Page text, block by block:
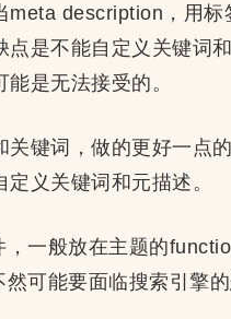
meta description，用
点是不能自定义关键词
是无法接受的。
关键词，做的更好一点
义关键词和元描述。
一般放在主题的
可能要面临搜索引擎